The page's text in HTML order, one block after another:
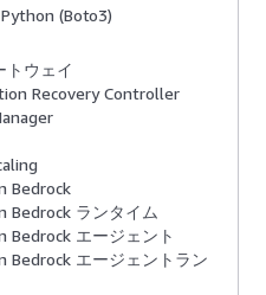
(Boto3)
トウェイ
Recovery Controller
Bedrock
Bedrock ランタイム
Bedrock エージェント
Bedrock エージェントラン